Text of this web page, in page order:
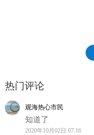
热门评论
观海热心市民
知道了
2020年10月02日 07:16